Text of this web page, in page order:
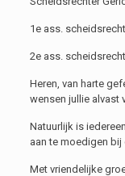
1e ass.
2e ass.
Heren, van harte
wensen jullie alvast
Natuurlijk is
aan te moedigen bij
Met vriendelijke